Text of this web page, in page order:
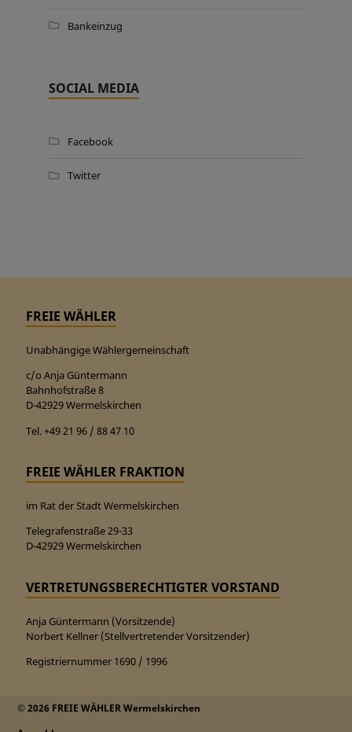
Bankeinzug
SOCIAL MEDIA
Facebook
Twitter
FREIE WÄHLER
Unabhängige Wählergemeinschaft
c/o Anja Güntermann
Bahnhofstraße 8
D-42929 Wermelskirchen
Tel. +49 21 96 / 88 47 10
FREIE WÄHLER FRAKTION
im Rat der Stadt Wermelskirchen
Telegrafenstraße 29-33
D-42929 Wermelskirchen
VERTRETUNGSBERECHTIGTER VORSTAND
Anja Güntermann (Vorsitzende)
Norbert Kellner (Stellvertretender Vorsitzender)
Registriernummer 1690 / 1996
© 2026 FREIE WÄHLER Wermelskirchen